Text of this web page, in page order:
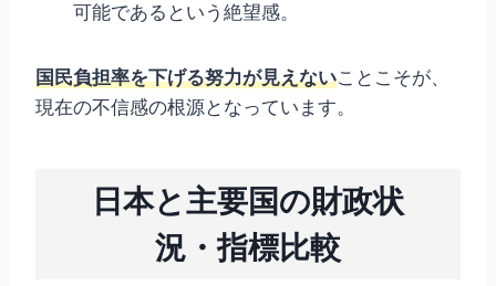
可能であるという絶望感。
国民負担率を下げる努力が見えないことこそが、
現在の不信感の根源となっています。
日本と主要国の財政状
況・指標比較